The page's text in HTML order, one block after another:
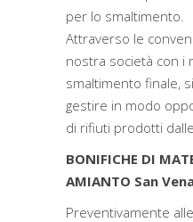
per lo smaltimento.
Attraverso le
nostra società con i
smaltimento finale,
gestire in modo
di rifiuti prodotti
BONIFICHE DI
AMIANTO San
Preventivamente